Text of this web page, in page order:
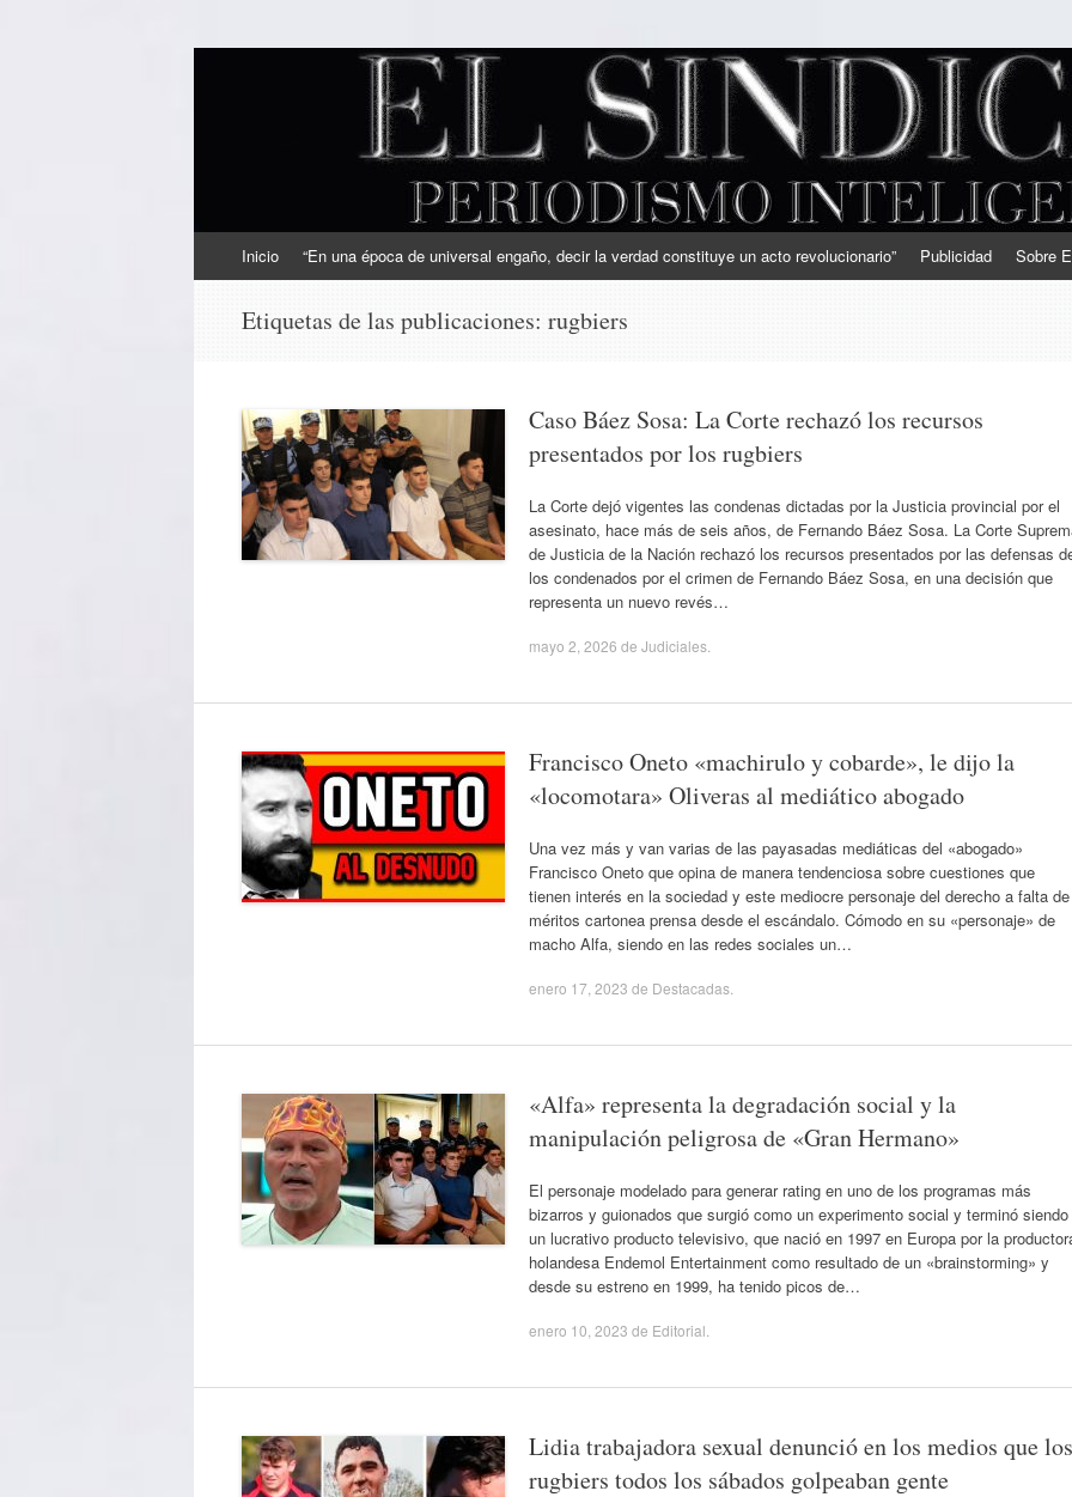
EL SINDICAL
Periodismo Inteligente
al
Inicio “En una época de universal engaño, decir la verdad constituye un acto revolucionario” Publicidad Sobre
Etiquetas de las publicaciones: rugbiers
Caso Báez Sosa: La Corte rechazó los recursos
presentados por los rugbiers
La Corte dejó vigentes las condenas dictadas por la Justicia provincial por el
asesinato, hace más de seis años, de Fernando Báez Sosa. La Corte
de Justicia de la Nación rechazó los recursos presentados por las defensas
los condenados por el crimen de Fernando Báez Sosa, en una decisión que
representa un nuevo revés…
mayo 2, 2026 de Judiciales
Francisco Oneto «machirulo y cobarde», le dijo la
«locomotara» Oliveras al mediático abogado
Una vez más y van varias de las payasadas mediáticas del «abogado»
Francisco Oneto que opina de manera tendenciosa sobre cuestiones que
tienen interés en la sociedad y este mediocre personaje del derecho a falta de
méritos cartonea prensa desde el escándalo. Cómodo en su «personaje» de
macho Alfa, siendo en las redes sociales un…
enero 17, 2023 de Destacadas
«Alfa» representa la degradación social y la
manipulación peligrosa de «Gran Hermano»
El personaje modelado para generar rating en uno de los programas más
bizarros y guionados que surgió como un experimento social y terminó siendo
un lucrativo producto televisivo, que nació en 1997 en Europa por la
holandesa Endemol Entertainment como resultado de un «brainstorming» y
desde su estreno en 1999, ha tenido picos de…
enero 10, 2023 de Editorial
Lidia trabajadora sexual denunció en los medios que los
rugbiers todos los sábados golpeaban gente